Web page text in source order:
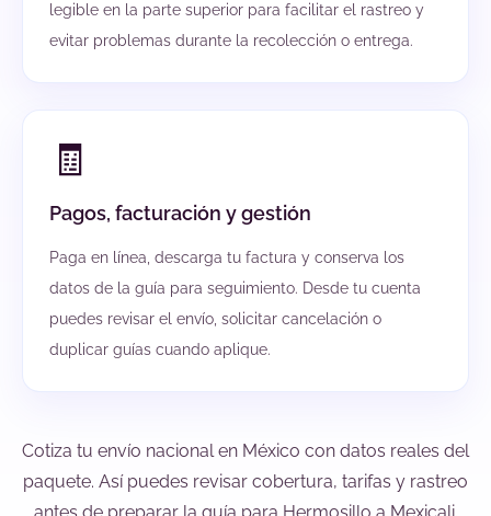
legible en la parte superior para facilitar el rastreo y
evitar problemas durante la recolección o entrega.
🧾
Pagos, facturación y gestión
Paga en línea, descarga tu factura y conserva los
datos de la guía para seguimiento. Desde tu cuenta
puedes revisar el envío, solicitar cancelación o
duplicar guías cuando aplique.
Cotiza tu envío nacional en México con datos reales del
paquete. Así puedes revisar cobertura, tarifas y rastreo